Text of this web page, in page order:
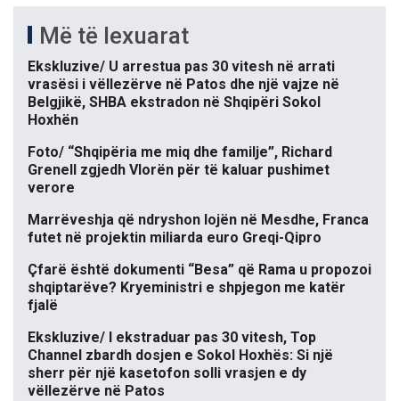
Më të lexuarat
Ekskluzive/ U arrestua pas 30 vitesh në arrati
vrasësi i vëllezërve në Patos dhe një vajze në
Belgjikë, SHBA ekstradon në Shqipëri Sokol
Hoxhën
Foto/ “Shqipëria me miq dhe familje”, Richard
Grenell zgjedh Vlorën për të kaluar pushimet
verore
Marrëveshja që ndryshon lojën në Mesdhe, Franca
futet në projektin miliarda euro Greqi-Qipro
Çfarë është dokumenti “Besa” që Rama u propozoi
shqiptarëve? Kryeministri e shpjegon me katër
fjalë
Ekskluzive/ I ekstraduar pas 30 vitesh, Top
Channel zbardh dosjen e Sokol Hoxhës: Si një
sherr për një kasetofon solli vrasjen e dy
vëllezërve në Patos